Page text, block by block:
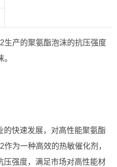
生产的聚氨酯泡沫的抗压强度
的快速发展，对高性能聚氨酯
为一种高效的热敏催化剂，
压强度，满足市场对高性能材